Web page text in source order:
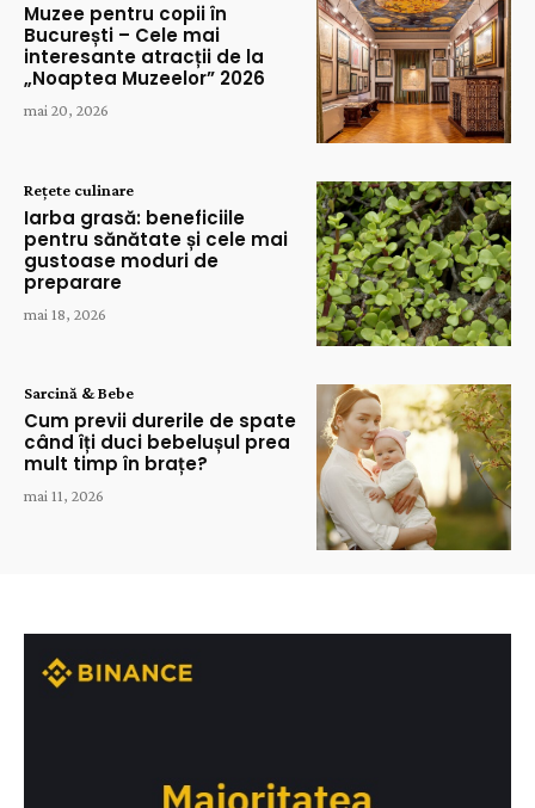
Muzee pentru copii în
București – Cele mai
interesante atracții de la
„Noaptea Muzeelor” 2026
mai 20, 2026
Rețete culinare
Iarba grasă: beneficiile
pentru sănătate și cele mai
gustoase moduri de
preparare
mai 18, 2026
Sarcină & Bebe
Cum previi durerile de spate
când îți duci bebelușul prea
mult timp în brațe?
mai 11, 2026